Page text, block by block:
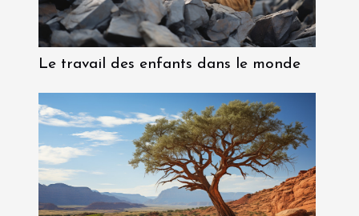
Le travail des enfants dans le monde